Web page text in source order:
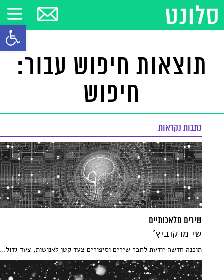
פתח
תוצאות חיפוש עבור:
חיפוש
כתבות נקראות
שירים מלאכותיים
שי מרקוביץ'
תוכנה חדשה יודעת לחבר שירים וסיפורים צעד קטן לאנושות, צעד גדול...